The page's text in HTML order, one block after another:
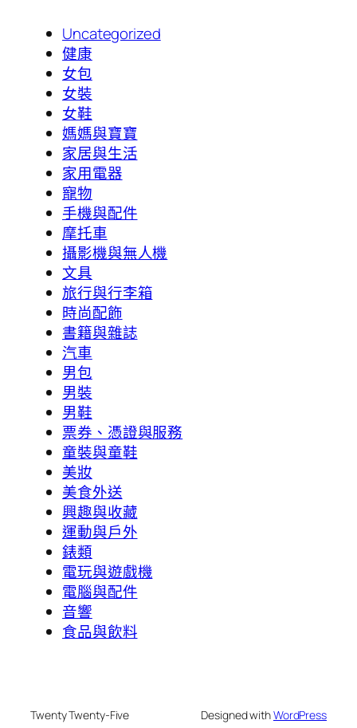
Uncategorized
健康
女包
女裝
女鞋
媽媽與寶寶
家居與生活
家用電器
寵物
手機與配件
摩托車
攝影機與無人機
文具
旅行與行李箱
時尚配飾
書籍與雜誌
汽車
男包
男裝
男鞋
票券、憑證與服務
童裝與童鞋
美妝
美食外送
興趣與收藏
運動與戶外
錶類
電玩與遊戲機
電腦與配件
音響
食品與飲料
Twenty Twenty-Five Designed withWordPress